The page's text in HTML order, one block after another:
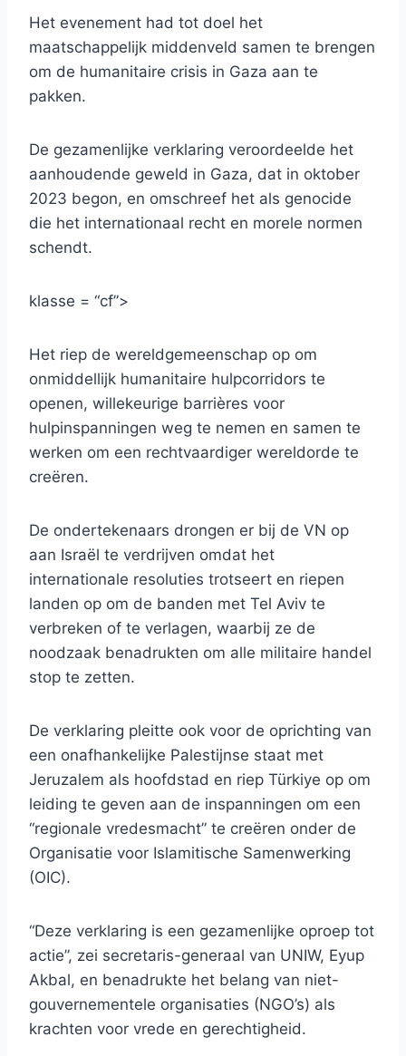
Het evenement had tot doel het
maatschappelijk middenveld samen te brengen
om de humanitaire crisis in Gaza aan te
pakken.
De gezamenlijke verklaring veroordeelde het
aanhoudende geweld in Gaza, dat in oktober
2023 begon, en omschreef het als genocide
die het internationaal recht en morele normen
schendt.
klasse = “cf”>
Het riep de wereldgemeenschap op om
onmiddellijk humanitaire hulpcorridors te
openen, willekeurige barrières voor
hulpinspanningen weg te nemen en samen te
werken om een ​​rechtvaardiger wereldorde te
creëren.
De ondertekenaars drongen er bij de VN op
aan Israël te verdrijven omdat het
internationale resoluties trotseert en riepen
landen op om de banden met Tel Aviv te
verbreken of te verlagen, waarbij ze de
noodzaak benadrukten om alle militaire handel
stop te zetten.
De verklaring pleitte ook voor de oprichting van
een onafhankelijke Palestijnse staat met
Jeruzalem als hoofdstad en riep Türkiye op om
leiding te geven aan de inspanningen om een ​​
“regionale vredesmacht” te creëren onder de
Organisatie voor Islamitische Samenwerking
(OIC).
“Deze verklaring is een gezamenlijke oproep tot
actie”, zei secretaris-generaal van UNIW, Eyup
Akbal, en benadrukte het belang van niet-
gouvernementele organisaties (NGO’s) als
krachten voor vrede en gerechtigheid.